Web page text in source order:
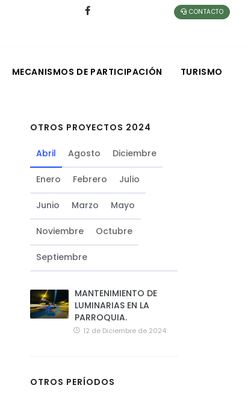
CONTACTO
MECANISMOS DE PARTICIPACIÓN TURISMO
OTROS PROYECTOS 2024
Abril Agosto Diciembre
Enero Febrero Julio
Junio Marzo Mayo
Noviembre Octubre
Septiembre
MANTENIMIENTO DE
LUMINARIAS EN LA
PARROQUIA.
12 de Diciembre de 2024
OTROS PERÍODOS